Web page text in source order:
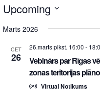
Upcoming
date.
Marts 2026
CET
26
26.marts plkst. 16:00 -
Vebinārs par Rīgas
zonas teritorijas
Virtual Notikums